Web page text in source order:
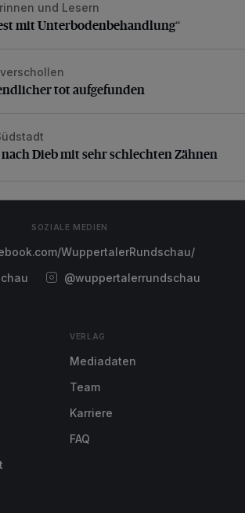
mit Unterbodenbehandlung“
und Lesern
mit Unterbodenbehandlung“
tot aufgefunden
tot aufgefunden
Dieb mit sehr schlechten Zähnen
Dieb mit sehr schlechten Zähnen
SOZIALE MEDIEN
WuppertalerRundschau/
@wuppertalerrundschau
VERLAG
Mediadaten
Team
Karriere
FAQ